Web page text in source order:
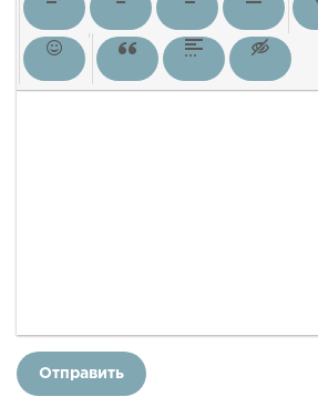
Отправить